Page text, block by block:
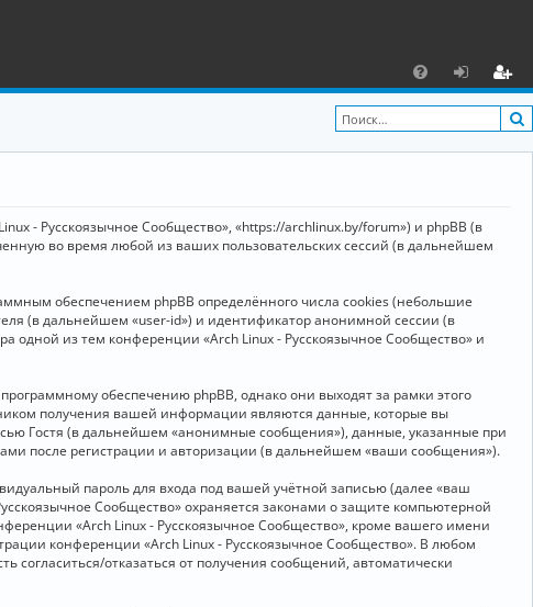
F
A
х
о
ег
и
- Русскоязычное Сообщество», «https://archlinux.by/forum») и phpBB (в
во время любой из ваших пользовательских сессий (в дальнейшем
обеспечением phpBB определённого числа cookies (небольшие
(в дальнейшем «user-id») и идентификатор анонимной сессии (в
одной из тем конференции «Arch Linux - Русскоязычное Сообщество» и
обеспечению phpBB, однако они выходят за рамки этого
получения вашей информации являются данные, которые вы
Гостя (в дальнейшем «анонимные сообщения»), данные, указанные при
после регистрации и авторизации (в дальнейшем «ваши сообщения»).
пароль для входа под вашей учётной записью (далее «ваш
Сообщество» охраняется законами о защите компьютерной
«Arch Linux - Русскоязычное Сообщество», кроме вашего имени
конференции «Arch Linux - Русскоязычное Сообщество». В любом
согласиться/отказаться от получения сообщений, автоматически